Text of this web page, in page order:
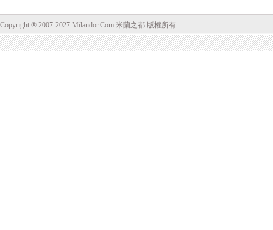
Copyright ® 2007-2027 Milandor.Com 米蘭之都 版權所有